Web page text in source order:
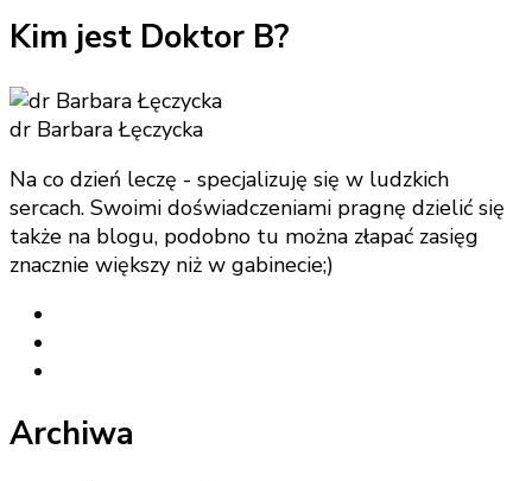
Kim jest Doktor B?
dr Barbara Łęczycka
Na co dzień leczę - specjalizuję się w ludzkich
sercach. Swoimi doświadczeniami pragnę dzielić się
także na blogu, podobno tu można złapać zasięg
znacznie większy niż w gabinecie;)
Archiwa